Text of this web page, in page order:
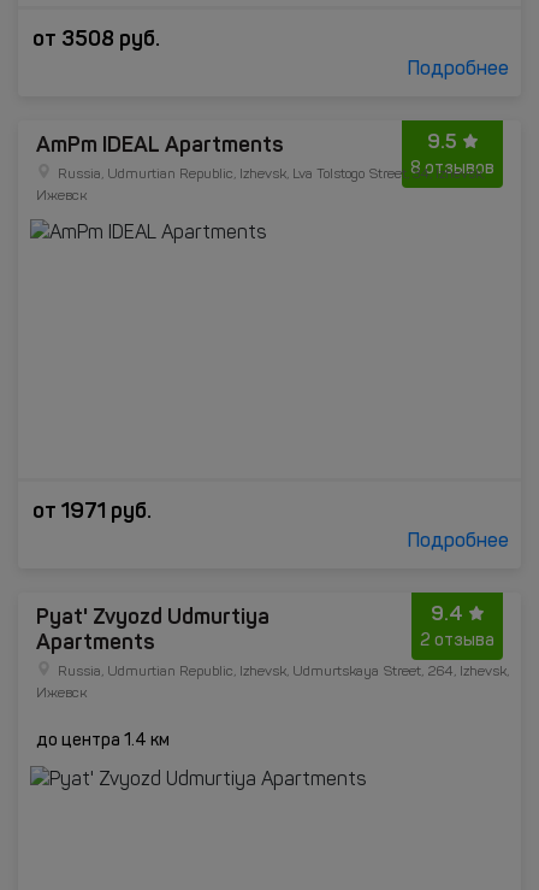
от 3508 руб.
Подробнее
9.5
8 отзывов
AmPm IDEAL Apartments
Russia, Udmurtian Republic, Izhevsk, Lva Tolstogo Street, 34, Izhevsk,
Ижевск
от 1971 руб.
Подробнее
9.4
2 отзыва
Pyat' Zvyozd Udmurtiya
Apartments
Russia, Udmurtian Republic, Izhevsk, Udmurtskaya Street, 264, Izhevsk,
Ижевск
до центра 1.4 км